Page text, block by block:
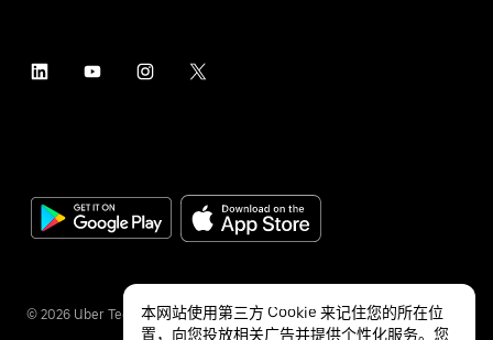
© 2026 Uber Technologies Inc.
本网站使用第三方 Cookie 来记住您的所在位
置，向您投放相关广告并提供个性化服务。您